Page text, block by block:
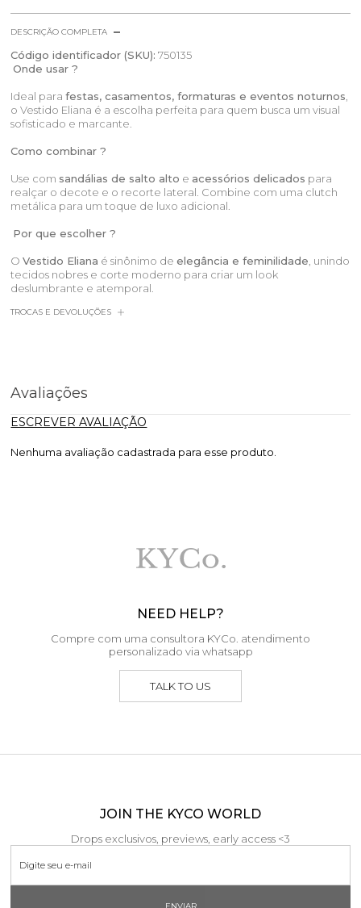
DESCRIÇÃO COMPLETA
Código identificador (SKU): 750135
Onde usar ?
Ideal parafestas, casamentos, formaturas e eventos noturnos,
o Vestido Eliana é a escolha perfeita para quem busca um visual
sofisticado e marcante.
Como combinar ?
Use com sandálias de salto alto e acessórios delicados para
realçar o decote e o recorte lateral. Combine com uma clutch
metálica para um toque de luxo adicional.
Por que escolher ?
OVestido Eliana é sinônimo deelegância e feminilidade, unindo
tecidos nobres e corte moderno para criar um look
deslumbrante e atemporal.
TROCAS E DEVOLUÇÕES
Avaliações
ESCREVER AVALIAÇÃO
Nenhuma avaliação cadastrada para esse produto.
NEED HELP?
Compre com uma consultora KYCo. atendimento
personalizado via whatsapp
TALK TO US
JOIN THE KYCO WORLD
Drops exclusivos, previews, early access <3
ENVIAR